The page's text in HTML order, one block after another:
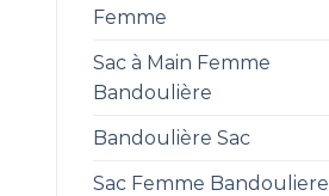
Femme
Sac à Main Femme
Bandoulière
Bandoulière Sac
Sac Femme Bandouliere